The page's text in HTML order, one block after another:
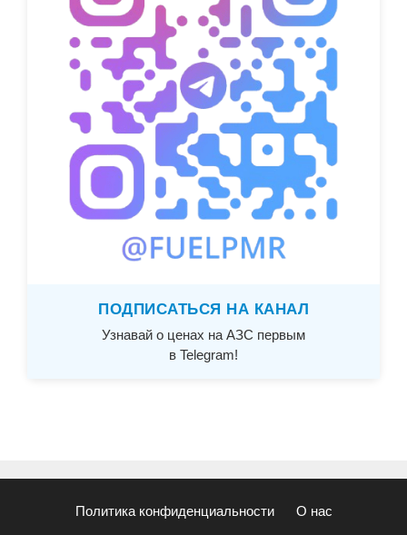
ПОДПИСАТЬСЯ НА КАНАЛ
Узнавай о ценах на АЗС первым
в Telegram!
Политика конфиденциальности О нас